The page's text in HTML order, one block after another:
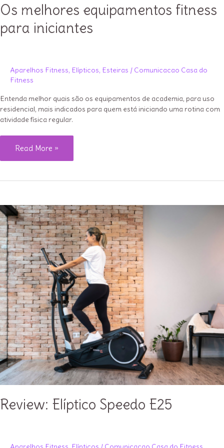
Os melhores equipamentos fitness
para iniciantes
Aparelhos Fitness, Elípticos, Esteiras / Comunicacao Casa do
Fitness
Entenda melhor quais são os equipamentos de academia, para uso
residencial, mais indicados para quem está iniciando uma rotina com
atividade física regular.
Os
melhores
iniciantes
Read More »
Review: Elíptico Speedo E25